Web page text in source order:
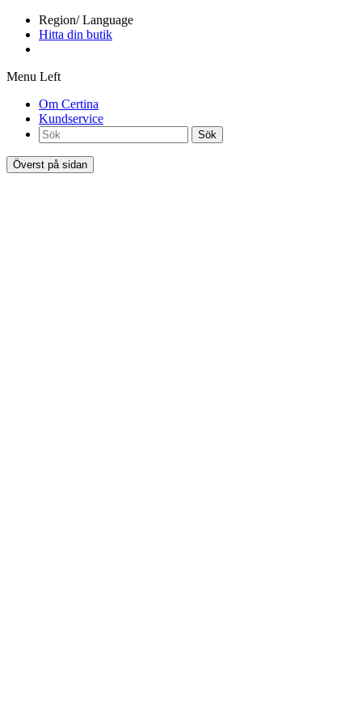
Region/ Language
Hitta din butik
Menu Left
Om Certina
Kundservice
Sök
Överst på sidan